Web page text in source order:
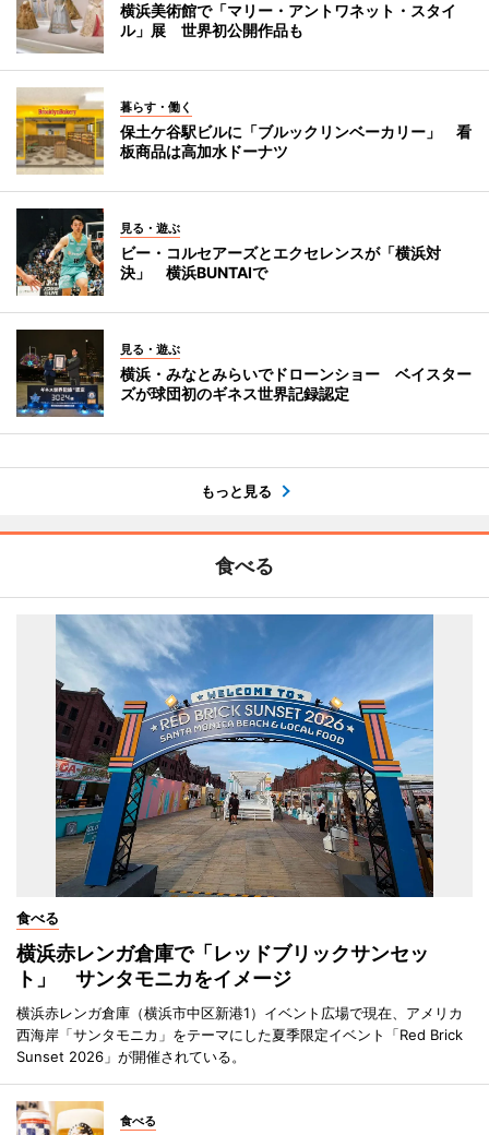
横浜美術館で「マリー・アントワネット・スタイ
ル」展 世界初公開作品も
暮らす・働く
保土ケ谷駅ビルに「ブルックリンベーカリー」 看
板商品は高加水ドーナツ
見る・遊ぶ
ビー・コルセアーズとエクセレンスが「横浜対
決」 横浜BUNTAIで
見る・遊ぶ
横浜・みなとみらいでドローンショー ベイスター
ズが球団初のギネス世界記録認定
もっと見る
食べる
食べる
横浜赤レンガ倉庫で「レッドブリックサンセッ
ト」 サンタモニカをイメージ
横浜赤レンガ倉庫（横浜市中区新港1）イベント広場で現在、アメリカ
西海岸「サンタモニカ」をテーマにした夏季限定イベント「Red Brick
Sunset 2026」が開催されている。
食べる